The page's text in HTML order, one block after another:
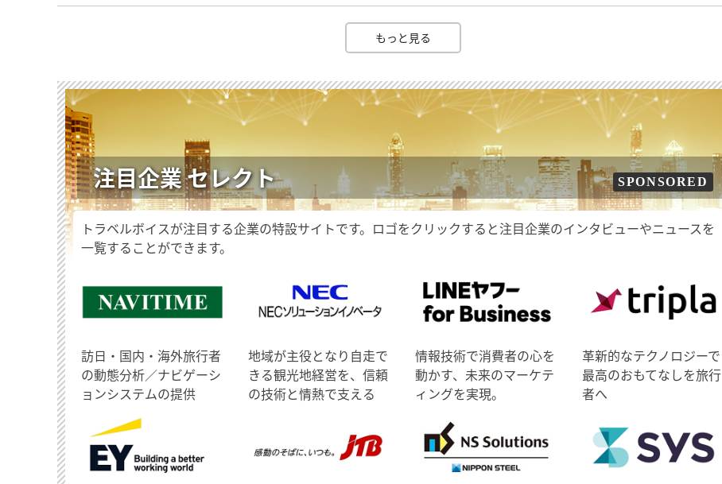
もっと見る
注目企業 セレクト SPONSORED
トラベルボイスが注目する企業の特設サイトです。ロゴをクリックすると注目企業のインタビューやニュースを
一覧することができます。
訪日・国内・海外旅行者
の動態分析／ナビゲーシ
ョンシステムの提供
地域が主役となり自走で
きる観光地経営を、信頼
の技術と情熱で支える
情報技術で消費者の心を
動かす、未来のマーケテ
ィングを実現。
革新的なテクノロジーで
最高のおもてなしを旅行
者へ